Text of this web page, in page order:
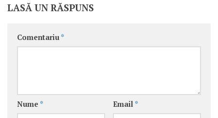
LASĂ UN RĂSPUNS
Comentariu *
Nume * Email *